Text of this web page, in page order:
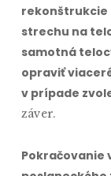
rekonštrukcie
strechu na
samotná
opraviť
v prípade
záver.
Pokračovanie